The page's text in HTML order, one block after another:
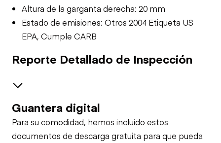
Altura de la garganta derecha: 20 mm
Estado de emisiones: Otros 2004 Etiqueta US
EPA, Cumple CARB
Reporte Detallado de Inspección
Safety
General Appearance
Guantera digital
Para su comodidad, hemos incluido estos
documentos de descarga gratuita para que pueda